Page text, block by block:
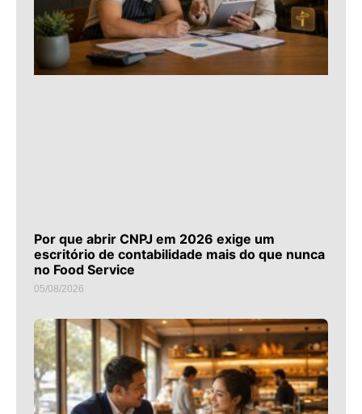
Por que abrir CNPJ em 2026 exige um
escritório de contabilidade mais do que nunca
no Food Service
05/08/2026